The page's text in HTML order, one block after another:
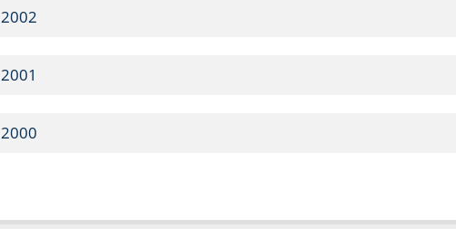
2002
2001
2000